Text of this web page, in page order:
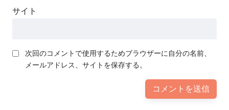
サイト
次回のコメントで使用するためブラウザーに自分の名前、
メールアドレス、サイトを保存する。